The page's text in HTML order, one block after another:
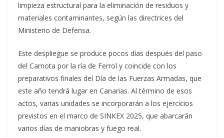
limpieza estructural para la eliminación de residuos y
materiales contaminantes, según las directrices del
Ministerio de Defensa.
Este despliegue se produce pocos días después del paso
del Carnota por la ría de Ferrol y coincide con los
preparativos finales del Día de las Fuerzas Armadas, que
este año tendrá lugar en Canarias. Al término de esos
actos, varias unidades se incorporarán a los ejercicios
previstos en el marco de SINKEX 2025, que abarcarán
varios días de maniobras y fuego real.